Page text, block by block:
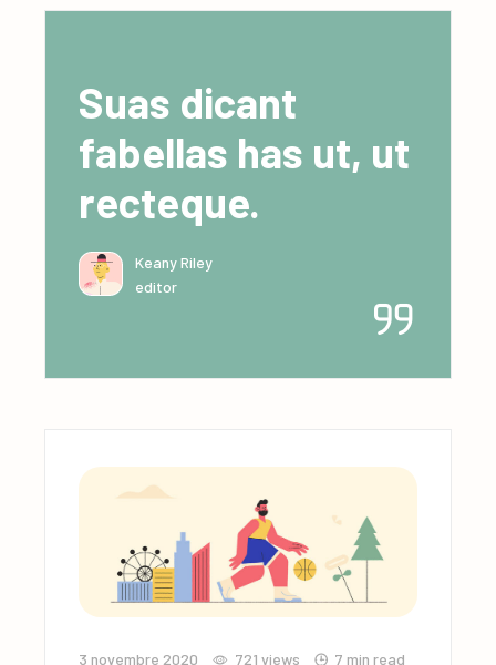
Suas dicant
fabellas has ut, ut
recteque.
Keany Riley
editor
3 novembre 2020 721views 7 min read